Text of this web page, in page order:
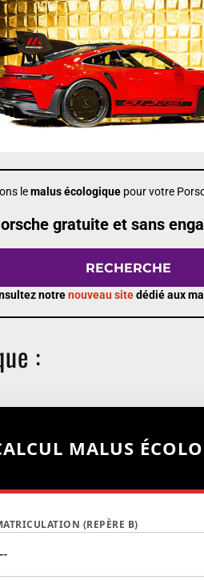
lemalus écologique pour votre
gratuite et sans
RECHERCHE
notrenouveau sitedédié aux
:
MALUS
(REPÈRE B)